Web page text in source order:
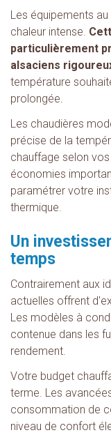
Les équipements
chaleur intense.
particulièrement
alsaciens
température
prolongée.
Les chaudières
précise de la
chauffage selon
économies
paramétrer votre
thermique.
Un
temps
Contrairement aux
actuelles offrent
Les modèles à
contenue dans les
rendement.
Votre budget
terme. Les
consommation de
niveau de confort